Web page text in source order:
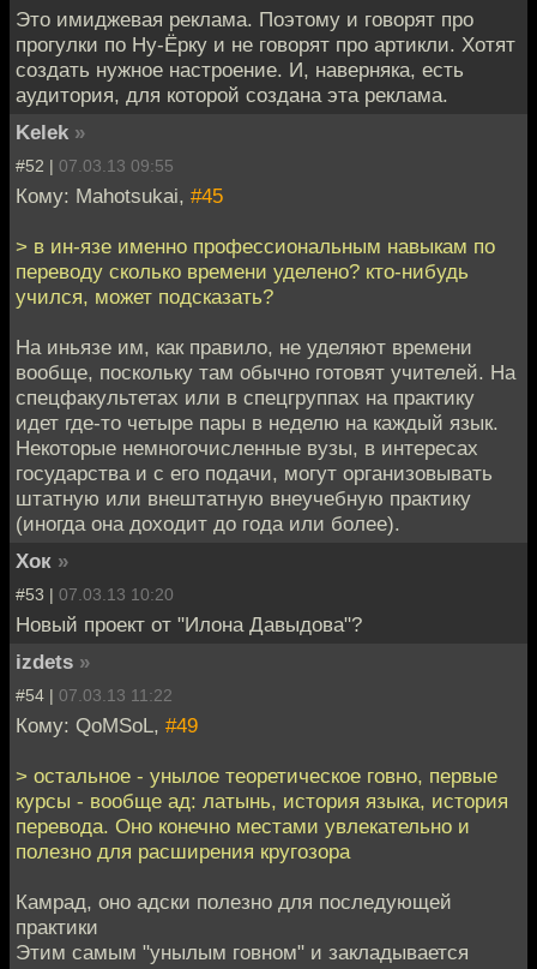
Это имиджевая реклама. Поэтому и говорят про
прогулки по Ну-Ёрку и не говорят про артикли. Хотят
создать нужное настроение. И, наверняка, есть
аудитория, для которой создана эта реклама.
Kelek »
#52 | 07.03.13 09:55
Кому: Mahotsukai, #45
> в ин-язе именно профессиональным навыкам по
переводу сколько времени уделено? кто-нибудь
учился, может подсказать?
На иньязе им, как правило, не уделяют времени
вообще, поскольку там обычно готовят учителей. На
спецфакультетах или в спецгруппах на практику
идет где-то четыре пары в неделю на каждый язык.
Некоторые немногочисленные вузы, в интересах
государства и с его подачи, могут организовывать
штатную или внештатную внеучебную практику
(иногда она доходит до года или более).
Хок »
#53 | 07.03.13 10:20
Новый проект от "Илона Давыдова"?
izdets »
#54 | 07.03.13 11:22
Кому: QoMSoL, #49
> остальное - унылое теоретическое говно, первые
курсы - вообще ад: латынь, история языка, история
перевода. Оно конечно местами увлекательно и
полезно для расширения кругозора
Камрад, оно адски полезно для последующей
практики
Этим самым "унылым говном" и закладывается